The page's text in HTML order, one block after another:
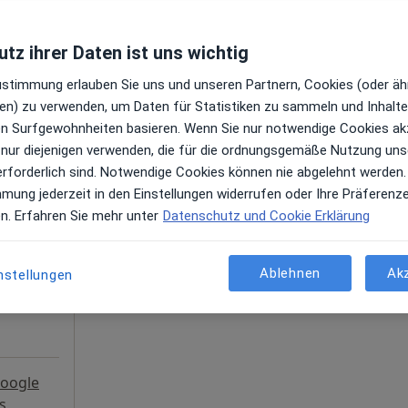
von Königsbach, Neustadt, Rheinland-Pfalz in
Heute
6 Aug
Morgen
7 Aug
Sa,
8 Aug
So,
9 Aug
Online-Terminbuchung nicht verfügbar
Terminanfrage senden
ihrer Daten ist uns wichtig
erlauben Sie uns und unseren Partnern, Cookies (oder
zu verwenden, um Daten für Statistiken zu sammeln und
Surfgewohnheiten basieren. Wenn Sie nur notwendige Cookies
diejenigen verwenden, die für die ordnungsgemäße Nutzung
sind. Notwendige Cookies können nie abgelehnt werden.
jederzeit in den Einstellungen widerrufen oder Ihre
Erfahren Sie mehr unter Datenschutz und Cookie Erklärung
Ablehnen